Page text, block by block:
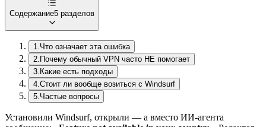
Содержание5 разделов
1 Что означает эта ошибка
2 Почему обычный VPN часто НЕ помогает
3 Какие есть подходы
4 Стоит ли вообще возиться с Windsurf
5 Частые вопросы
Установили Windsurf, открыли — а вместо ИИ-агента